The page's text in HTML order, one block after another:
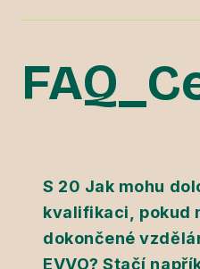
S 20 Jak mohu
kvalifikaci, pokud
dokončené
EVVO? Stačí